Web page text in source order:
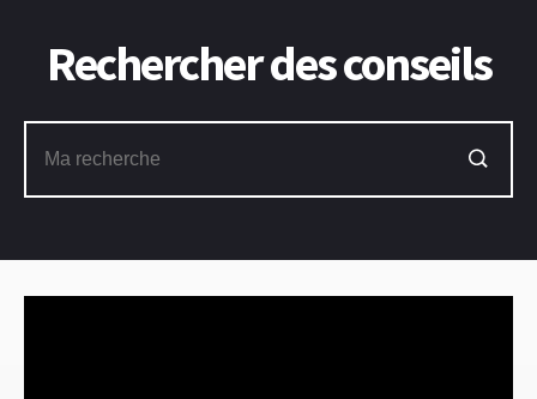
Rechercher des conseils